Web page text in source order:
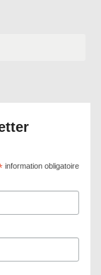
information obligatoire